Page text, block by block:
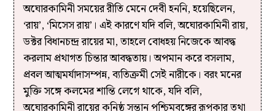
অঘোরকামিনী সময়ের রীতি মেনে দেবী হননি, হয়েছিলেন,
‘রায়’, ‘মিসেস রায়’। এই কারণে যদি বলি, অঘোরকামিনী রায়,
ডক্টর বিধানচন্দ্র রায়ের মা, তাহলে বোধহয় নিজেকে আবদ্ধ
করলাম প্রথাগত চিন্তার আবদ্ধতায়। অপমান করে বসলাম,
প্রবল আত্মমর্যাদাসম্পন্ন, ব্যতিক্রমী সেই নারীকে। বরং মনের
মুক্তি সঙ্গে কলমের শান্তি লেগে থাকে, যদি বলি,